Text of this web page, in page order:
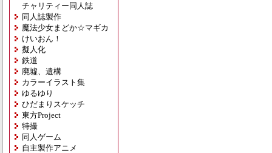
チャリティー同人誌
同人誌製作
魔法少女まどか☆マギカ
けいおん！
擬人化
鉄道
廃墟、遺構
カラーイラスト集
ゆるゆり
ひだまりスケッチ
東方Project
特撮
同人ゲーム
自主製作アニメ